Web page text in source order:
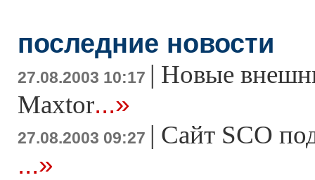
последние новости
27.08.2003 10:17 | Новые
Maxtor...»
27.08.2003 09:27 | Сайт SCO
...»